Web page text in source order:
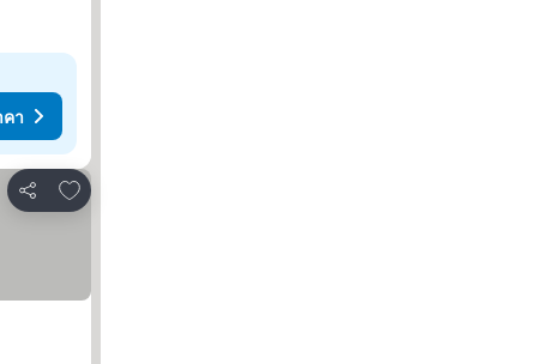
า
แชร์
เพิ่มในรายการโปรด